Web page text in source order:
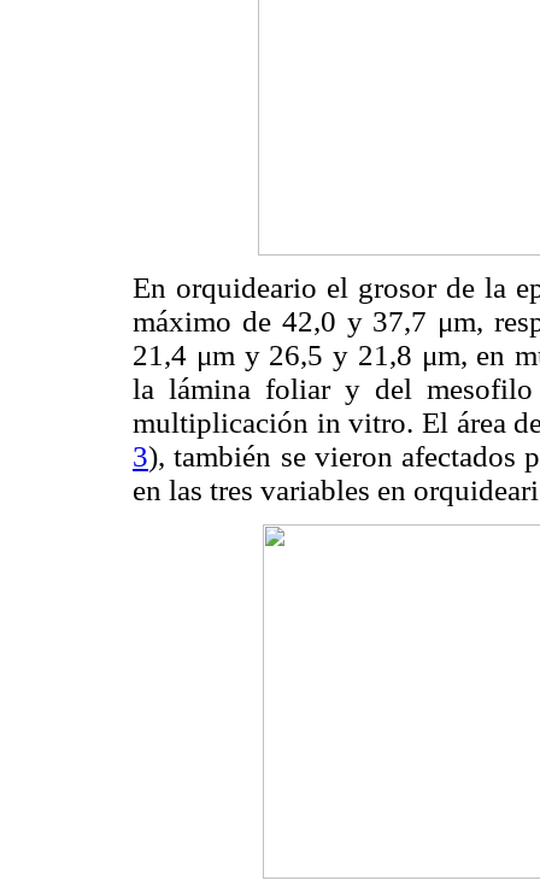
En orquideario el grosor de la
máximo de 42,0 y 37,7 μm,
21,4 μm y 26,5 y 21,8 μm, en
la lámina foliar y del
multiplicación in vitro. El área
3), también se vieron afectados
en las tres variables en